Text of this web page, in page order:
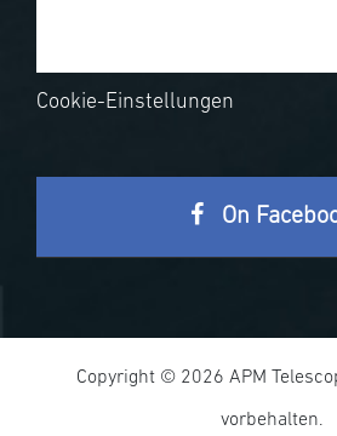
Cookie-Einstellungen
On
Copyright © 2026 APM
vorbehalten.